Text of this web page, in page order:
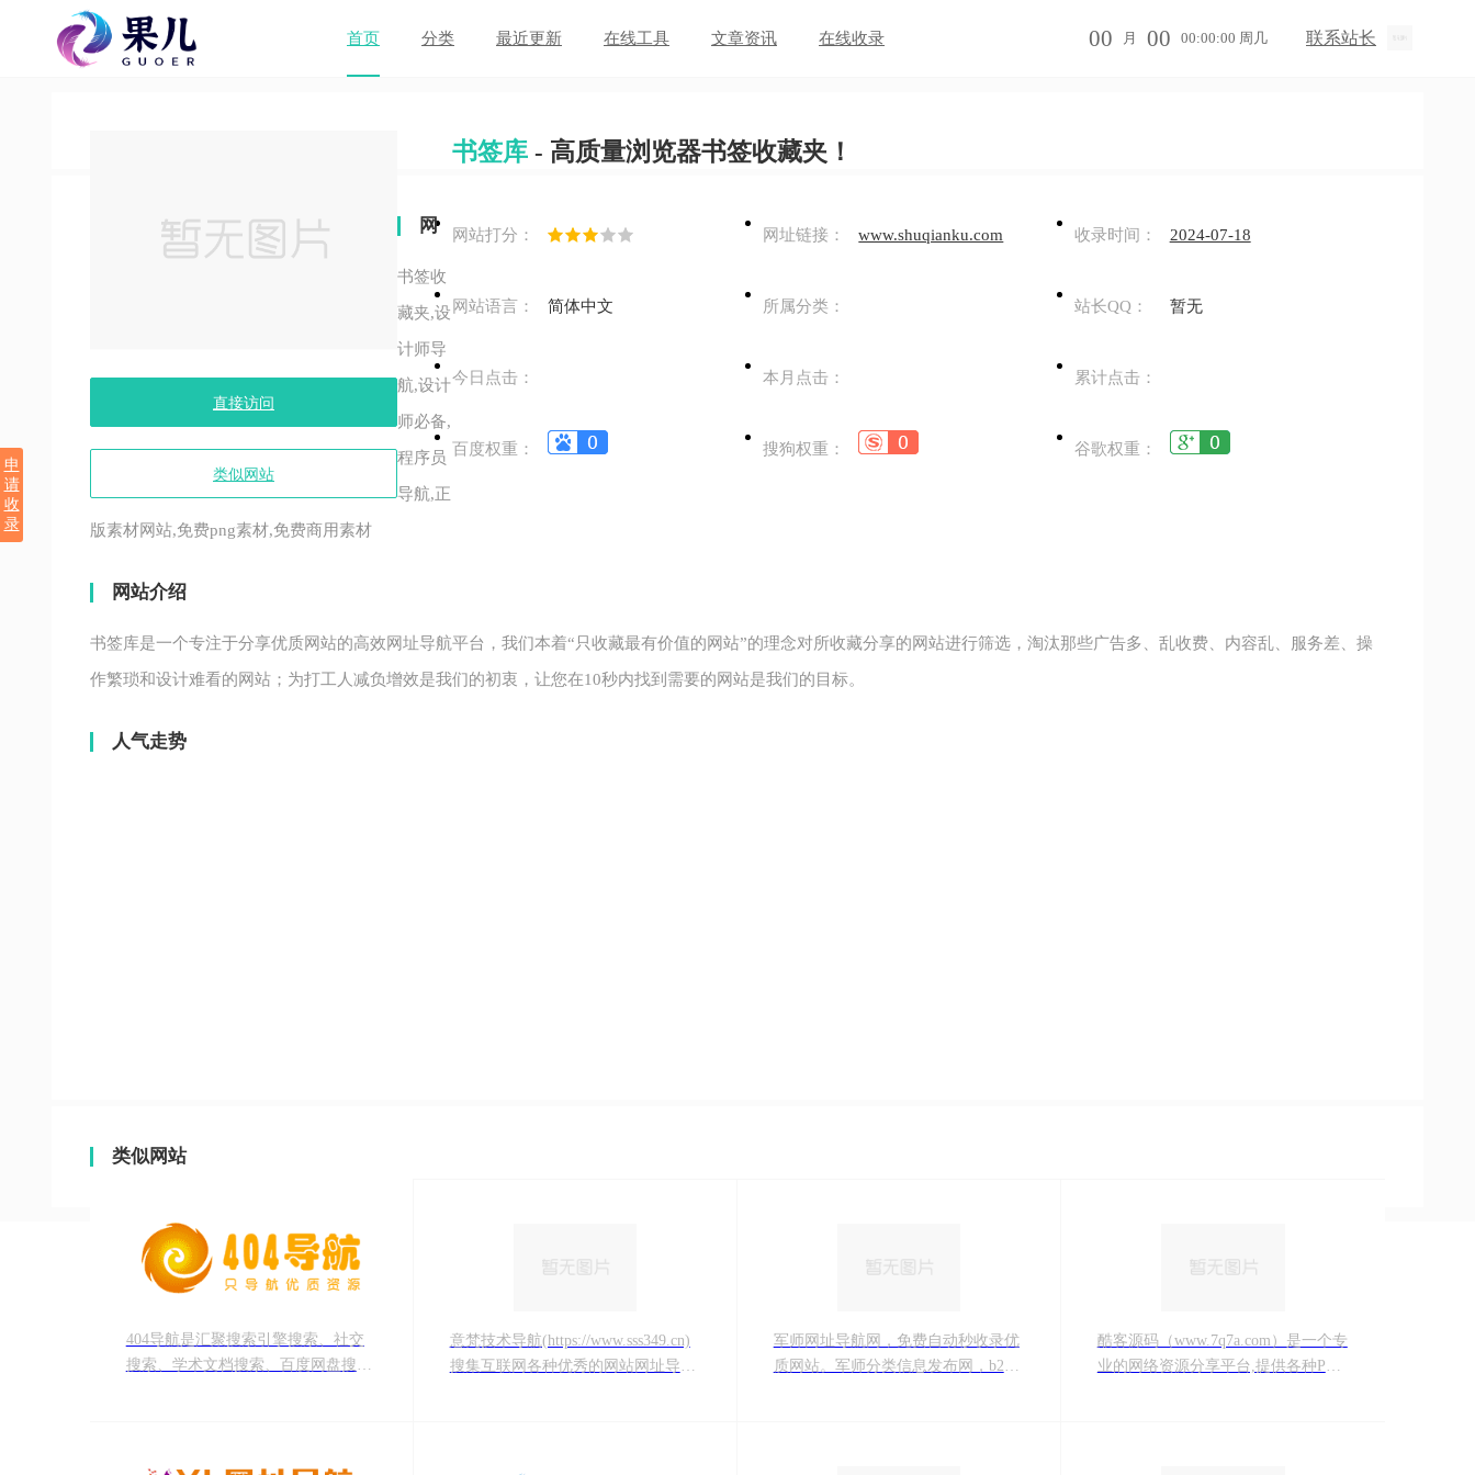
申
请
收
录
首页 分类 最近更新 在线工具 文章资讯 在线收录 00 月 00 00:00:00 周几 联系站长
直接访问
类似网站
书签库 - 高质量浏览器书签收藏夹！
网站打分： 网址链接： www.shuqianku.com 收录时间： 2024-07-18
网站语言： 简体中文 所属分类： 站长QQ： 暂无
今日点击： 本月点击： 累计点击：
百度权重： 搜狗权重： 谷歌权重：
网
站
关
键
书签收
藏夹,设
计师导
航,设计
师必备,
程序员
导航,正
版素材网站,免费png素材,免费商用素材
网站介绍
书签库是一个专注于分享优质网站的高效网址导航平台，我们本着“只收藏最有价值的网站”的理念对所收藏分享的网站进行筛选，淘汰那些广告多、乱收费、内容乱、服务差、操
作繁琐和设计难看的网站；为打工人减负增效是我们的初衷，让您在10秒内找到需要的网站是我们的目标。
人气走势
类似网站
404导航是汇聚搜索引擎搜索、社交
搜索、学术文档搜索、百度网盘搜
意梵技术导航(https://www.sss349.cn)
搜集互联网各种优秀的网站网址导航
军师网址导航网，免费自动秒收录优
质网站。军师分类信息发布网，b2b
酷客源码（www.7q7a.com）是一个专
业的网络资源分享平台,提供各种PHP